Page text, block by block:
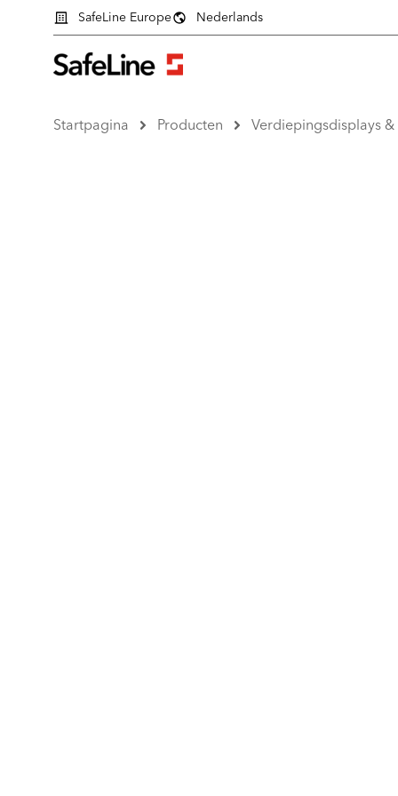
SafeLine Europe Nederlands
Startpagina Producten Verdiepingsdisplays